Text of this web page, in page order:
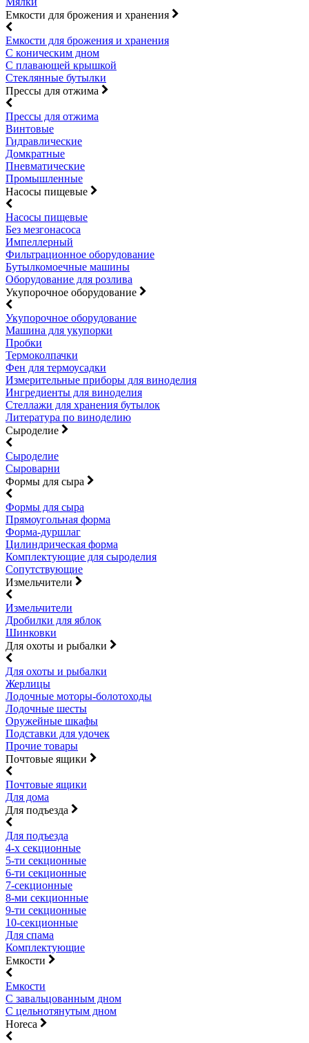
Емкости для брожения и хранения
Емкости для брожения и хранения
С коническим дном
С плавающей крышкой
Стеклянные бутылки
Прессы для отжима
Прессы для отжима
Винтовые
Гидравлические
Домкратные
Пневматические
Промышленные
Насосы пищевые
Насосы пищевые
Без мезгонасоса
Импеллерный
Фильтрационное оборудование
Бутылкомоечные машины
Оборудование для розлива
Укупорочное оборудование
Укупорочное оборудование
Машина для укупорки
Пробки
Термоколпачки
Фен для термоусадки
Измерительные приборы для виноделия
Ингредиенты для виноделия
Стеллажи для хранения бутылок
Литература по виноделию
Сыроделие
Сыроделие
Сыроварни
Формы для сыра
Формы для сыра
Прямоугольная форма
Форма-дуршлаг
Цилиндрическая форма
Комплектующие для сыроделия
Сопутствующие
Измельчители
Измельчители
Дробилки для яблок
Шинковки
Для охоты и рыбалки
Для охоты и рыбалки
Жерлицы
Лодочные моторы-болотоходы
Лодочные шесты
Оружейные шкафы
Подставки для удочек
Прочие товары
Почтовые ящики
Почтовые ящики
Для дома
Для подъезда
Для подъезда
4-х секционные
5-ти секционные
6-ти секционные
7-секционные
8-ми секционные
9-ти секционные
10-секционные
Для спама
Комплектующие
Емкости
Емкости
С завальцованным дном
С цельнотянутым дном
Horeca